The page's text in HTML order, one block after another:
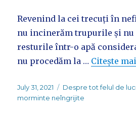
Revenind la cei trecuți în
nu incinerăm trupurile și nu
resturile într-o apă
nu procedăm la … Citește
Posted
on
July 31, 2021 Categories
Despre tot felul de
morminte neîngrijite